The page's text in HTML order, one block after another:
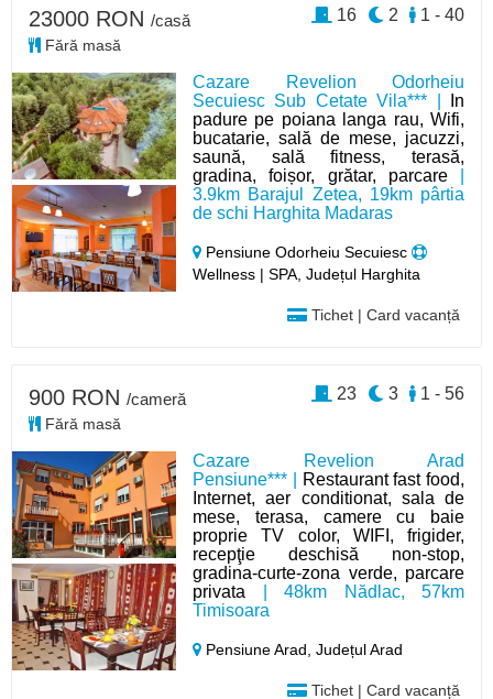
Cazare Revelion Odorheiu
Secuiesc Sub Cetate Vila*** |
In
padure pe poiana langa rau, Wifi,
bucatarie, sală de mese, jacuzzi,
saună, sală fitness, terasă,
gradina, foișor, grătar, parcare|
3.9km Barajul Zetea, 19km pârtia
de schi Harghita Madaras
Pensiune Odorheiu Secuiesc
Wellness | SPA, Județul Harghita
Tichet | Card vacanță
23000 RON /casă
Fără masă
1 - 40
2
16
Cazare Revelion Arad
Pensiune*** |
Restaurant fast food,
Internet, aer conditionat, sala de
mese, terasa, camere cu baie
proprie TV color, WIFI, frigider,
recepţie deschisă non-stop,
gradina-curte-zona verde, parcare
privata | 48km Nădlac, 57km
Timisoara
Pensiune Arad,Județul Arad
Tichet | Card vacanță
900 RON /cameră
Fără masă
1 - 56
3
23